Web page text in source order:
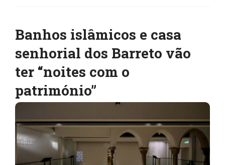
Banhos islâmicos e casa
senhorial dos Barreto vão
ter “noites com o
património”